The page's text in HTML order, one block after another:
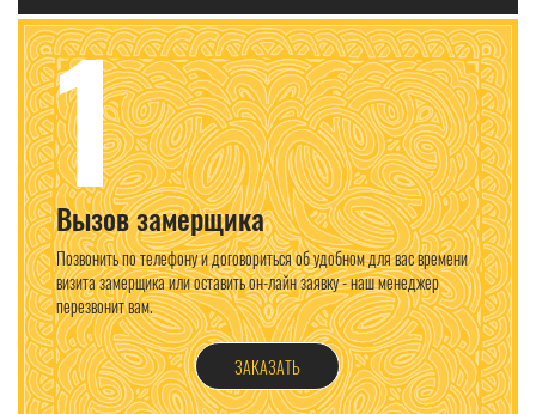
1
Вызов замерщика
Позвонить по телефону и договориться об удобном для вас времени
визита замерщика или оставить он-лайн заявку - наш менеджер
перезвонит вам.
ЗАКАЗАТЬ